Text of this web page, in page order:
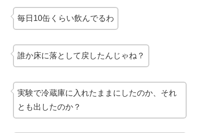
毎日10缶くらい飲んでるわ
誰か床に落として戻したんじゃね？
実験で冷蔵庫に入れたままにしたのか、それ
とも出したのか？